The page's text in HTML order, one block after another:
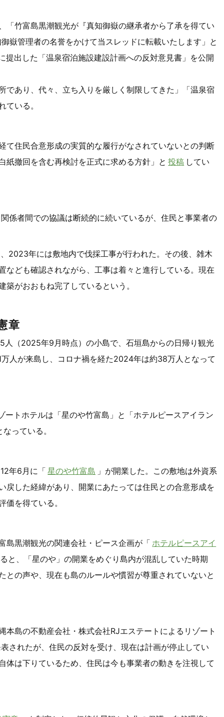
「竹富島黒潮観光が『真知御嶽の継承者から了承を得てい
嶽管理者の名誉をかけて当スレッドに転載いたします」と
出した「温泉宿泊施設建設計画への反対意見書」を公開
であり、代々、立ち入りを厳しく制限してきた」「温泉宿
ている。
て住民合意形成の実質的な履行がなされていないとの判断
紙撤回を含む再検討を正式に求める方針」と 投稿 してい
係者間での協議は断続的に続いているが、住民と事業者の
2023年には敷地内で伐採工事が行われた。その後、雑木
なども確認されながら、工事は着々と進行している。現在
がおおもね完了しているという。
章
（2025年9月時点）の小島で、石垣島からの日帰り観光
人が来島し、コロナ禍を経た2024年は約38万人となって
ートホテルは「星のや竹富島」と「ホテルピースアイラン
っている。
年6月に「 星のや竹富島 」が開業した。この敷地は外資系
戻した経緯があり、開業にあたっては住民との合意形成を
を得ている。
島黒潮観光の関連会社・ピース企画が「 ホテルピースアイ
と、「星のや」の開業をめぐり島内が混乱していた時期
との声や、現在も島のルールや慣習が尊重されていないと
島の不動産会社・株式会社RJエステートによるリゾート
されたが、住民の反対を受け、現在は計画が停止してい
体は下りているため、住民は今も事業者の動きを注視して